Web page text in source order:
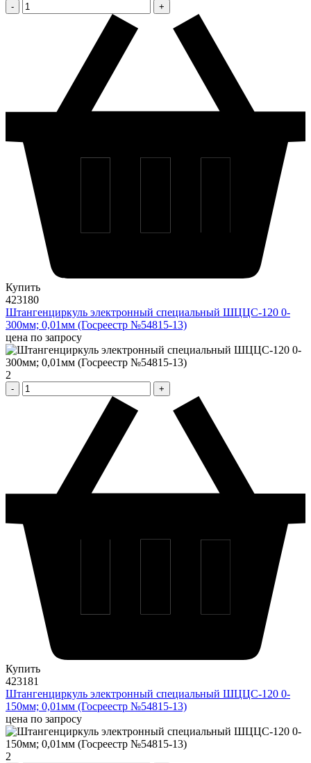
Купить
423180
Штангенциркуль электронный специальный ШЦЦС-120 0-
300мм; 0,01мм (Госреестр №54815-13)
цена по запросу
2
Купить
423181
Штангенциркуль электронный специальный ШЦЦС-120 0-
150мм; 0,01мм (Госреестр №54815-13)
цена по запросу
2